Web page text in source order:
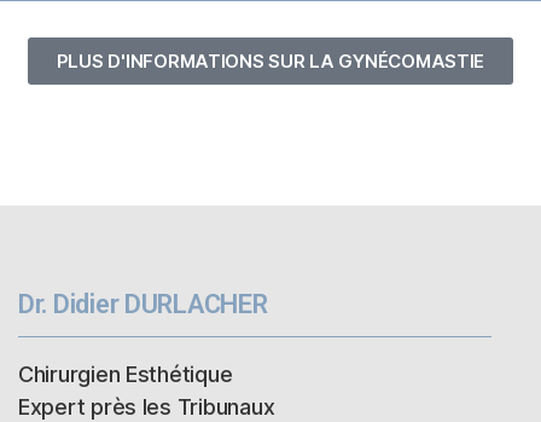
PLUS D'INFORMATIONS SUR LA GYNÉCOMASTIE
Dr. Didier DURLACHER
Chirurgien Esthétique
Expert près les Tribunaux